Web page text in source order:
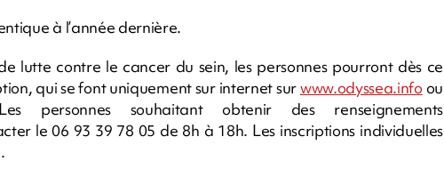
à l’année dernière.
lutte contre le cancer du sein, les personnes pourront dès ce
qui se font uniquement sur internet surwww.odyssea.info ou
personnes souhaitant obtenir des renseignements
le 06 93 39 78 05 de 8h à 18h. Les inscriptions individuelles